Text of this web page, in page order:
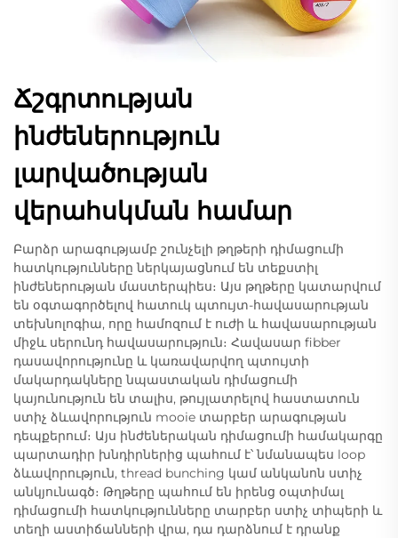
Ճշգրտության
ինժեներություն
լարվածության
վերահսկման համար
Բարձր արագությամբ շունչելի թղթերի դիմացումի
հատկությունները ներկայացնում են տեքստիլ
ինժեներության մաստերպիես։ Այս թղթերը կատարվում
են օգտագործելով հատուկ պտույտ-հավասարության
տեխնոլոգիա, որը համոզում է ուժի և հավասարության
միջև սերունդ հավասարություն։ Հավասար fibber
դասավորությունը և կառավարվող պտույտի
մակարդակները նպաստական դիմացումի
կայունություն են տալիս, թույլատրելով հաստատուն
ստիչ ձևավորություն mooie տարբեր արագության
դեպքերում։ Այս ինժեներական դիմացումի համակարգը
պարտադիր խնդիրներից պահում է՝ նմանապես loop
ձևավորություն, thread bunching կամ անկանոն ստիչ
անկյունագծ։ Թղթերը պահում են իրենց օպտիմալ
դիմացումի հատկությունները տարբեր ստիչ տիպերի և
տեղի աստիճանների վրա, դա դարձնում է դրանք